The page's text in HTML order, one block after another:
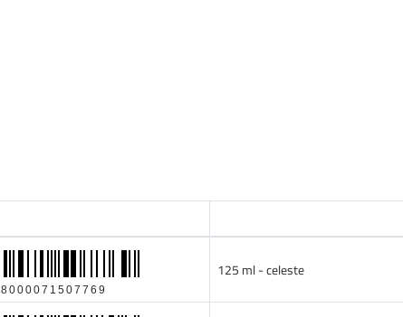
8000071507769
125 ml - celeste